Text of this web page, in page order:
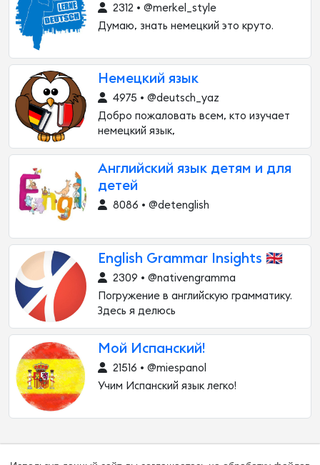
2312 • @merkel_style
Думаю, знать немецкий это круто.
Немецкий язык
4975 • @deutsch_yaz
Добро пожаловать всем, кто изучает
немецкий язык,
Английский язык детям и для
детей
8086 • @detenglish
English Grammar Insights 🇬🇧
2309 • @nativengramma
Погружение в английскую грамматику.
Здесь я делюсь
Мой Испанский!
21516 • @miespanol
Учим Испанский язык легко!